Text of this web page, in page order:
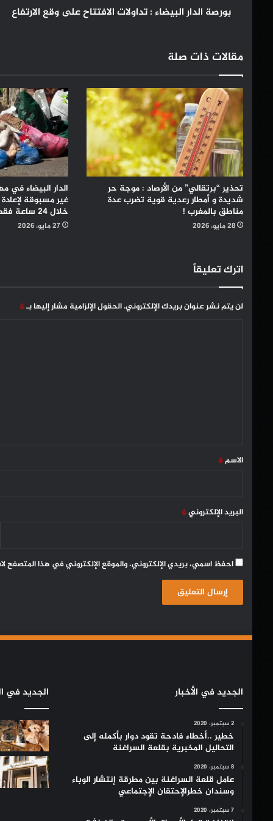
بورصة الدار البيضاء : تداولات الافتتاح على وقع الارتفاع
مقالات ذات صلة
تحذير “برتقالي” من الأرصاد : موجة حر
شديدة و أمطار رعدية قوية تضرب عدة
مناطق بالمغرب !
28 مايو، 2026
الدار البيضاء في
غير مسبوقة
خلال 24 ساعة فقط !
27 مايو، 2026
اترك تعليقاً
لن يتم نشر عنوان بريدك الإلكتروني.الحقول الإلزامية مشار إليها بـ*
*
الاسم*
البريد الإلكتروني*
احفظ اسمي، بريدي الإلكتروني، والموقع الإلكتروني في هذا المتصفح
الجديد في الأخبار
2 سبتمبر، 2020
خطير ..أخطاء فادحة تقود دوار بأكمله إلى
التحاليل المخبرية بقلعة السراغنة
8 سبتمبر، 2020
عامل قلعة السراغنة بين مطرقة إنتشار الوباء
وسندان خطرالإحتقان الإجتماعي
7 سبتمبر، 2020
الجديد في